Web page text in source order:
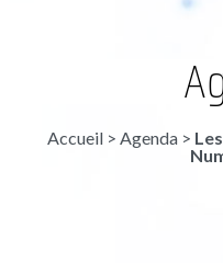
Accueil> Agenda>